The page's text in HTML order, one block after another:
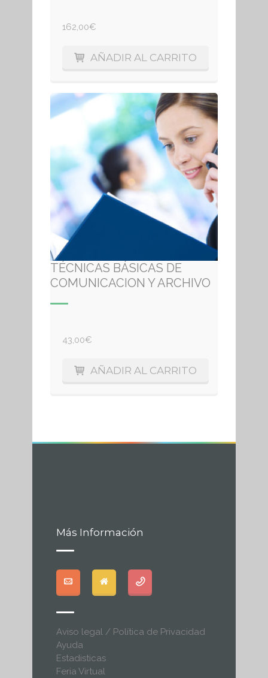
162,00€
AÑADIR AL CARRITO
TÉCNICAS BÁSICAS DE
COMUNICACION Y ARCHIVO
43,00€
AÑADIR AL CARRITO
Más Información
Aviso legal / Política de Privacidad
Ayuda
Estadisticas
Feria Virtual